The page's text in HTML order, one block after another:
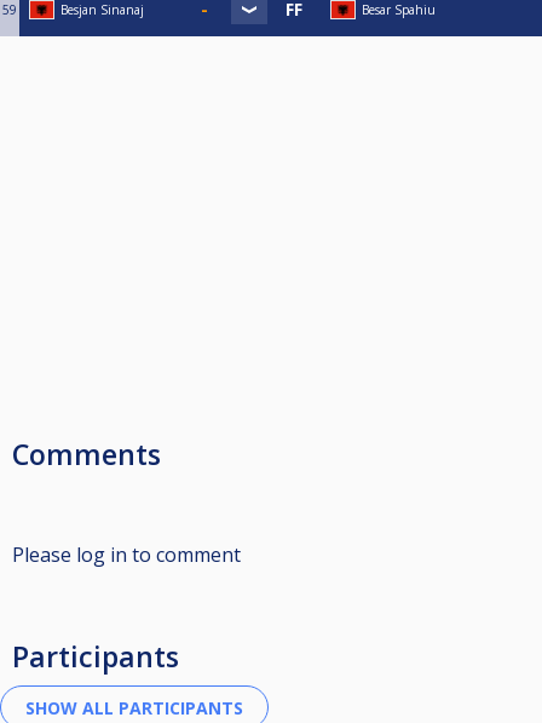
59 Besjan Sinanaj Besar Spahiu
Comments
Please log in to comment
Participants